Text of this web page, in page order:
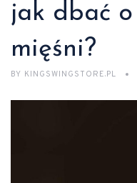
jak dbać
mięśni?
BY KINGSWINGSTORE.PL